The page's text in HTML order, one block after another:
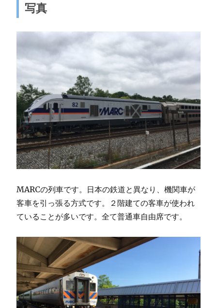
写真
MARCの列車です。日本の鉄道と異なり、機関車が
客車を引っ張る方式です。２階建ての客車が使われ
ていることが多いです。全て普通車自由席です。